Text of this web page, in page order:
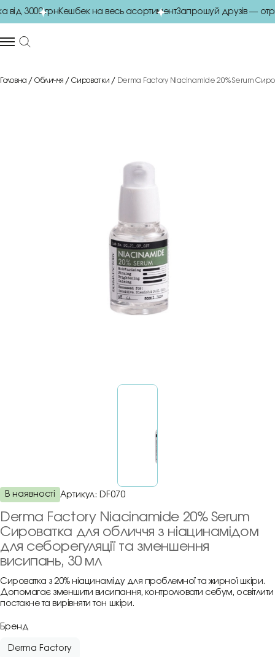
3000 грнКешбек на весь асортиментЗапрошуй друзів —
Головна Обличчя Сироватки Derma Factory Niacinamide 20% Serum
В наявності Артикул: DF070
Derma Factory Niacinamide 20% Serum
Сироватка для обличчя з ніацинамідом
для себорегуляції та зменшення
висипань, 30 мл
Сироватка з 20% ніацинаміду для проблемної та жирної шкіри.
Допомагає зменшити висипання, контролювати себум, освітлити
постакне та вирівняти тон шкіри.
Бренд
Derma Factory